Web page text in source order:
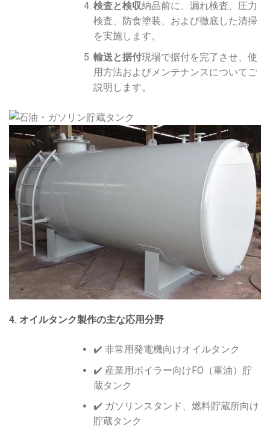
検査と検収納品前に、漏れ検査、圧力
検査、防食塗装、および徹底した清掃
を実施します。
輸送と据付現場で据付を完了させ、使
用方法およびメンテナンスについてご
説明します。
4. オイルタンク製作の主な応用分野
✔️ 非常用発電機向けオイルタンク
✔️ 産業用ボイラー向けFO（重油）貯
蔵タンク
✔️ ガソリンスタンド、燃料貯蔵所向け
貯蔵タンク